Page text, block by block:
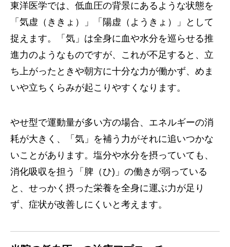
東洋医学では、低血圧の背景にあるような状態を
「気虚（ききょ）」「陽虚（ようきょ）」として
捉えます。「気」は全身に血や水分を巡らせる推
進力のようなものですが、これが不足すると、立
ち上がったときや朝方に十分な力が働かず、めま
いや立ちくらみが起こりやすくなります。
やせ型で運動量が多い方の場合、エネルギーの消
耗が大きく、「気」を補う力がそれに追いつかな
いことがあります。塩分や水分を摂っていても、
消化吸収を担う「脾（ひ)」の働きが弱っている
と、せっかく摂った栄養を全身に運ぶ力が足り
ず、症状が改善しにくいと考えます。